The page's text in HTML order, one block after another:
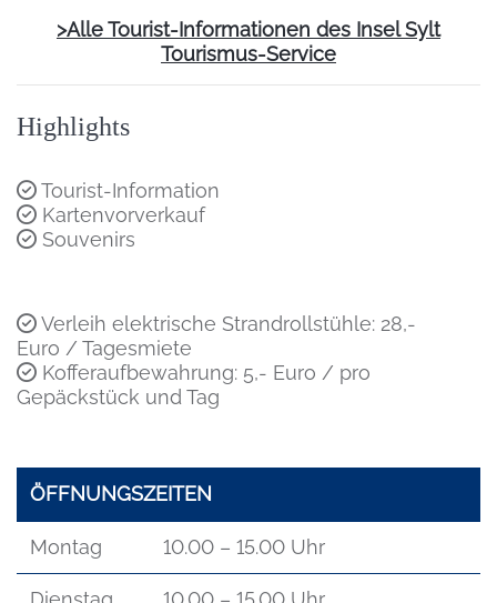
>Alle Tourist-Informationen des Insel Sylt
Tourismus-Service
Highlights
Tourist-Information
Kartenvorverkauf
Souvenirs
Verleih elektrische Strandrollstühle: 28,-
Euro / Tagesmiete
Kofferaufbewahrung: 5,- Euro / pro
Gepäckstück und Tag
ÖFFNUNGSZEITEN
Montag 10.00 – 15.00 Uhr